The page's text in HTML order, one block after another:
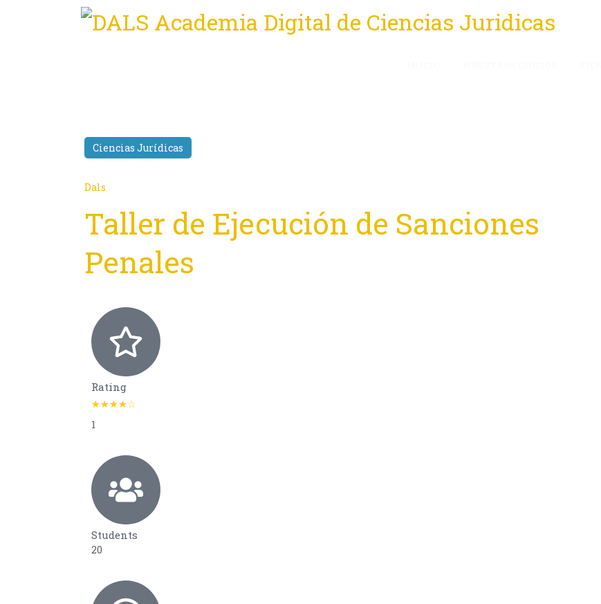
Ciencias Jurídicas
Dals
Taller de Ejecución de Sanciones
Penales
Rating
1
Students
20